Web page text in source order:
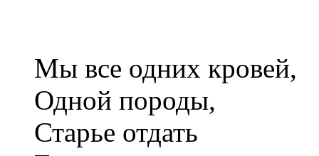
Мы все одних кровей,
Одной породы,
Старье отдать